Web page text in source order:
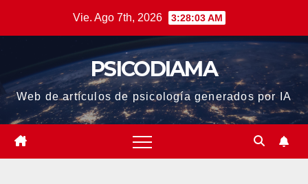
Vie. Ago 7th, 2026 3:28:03 AM
PSICODIAMA
Web de artículos de psicología generados por IA